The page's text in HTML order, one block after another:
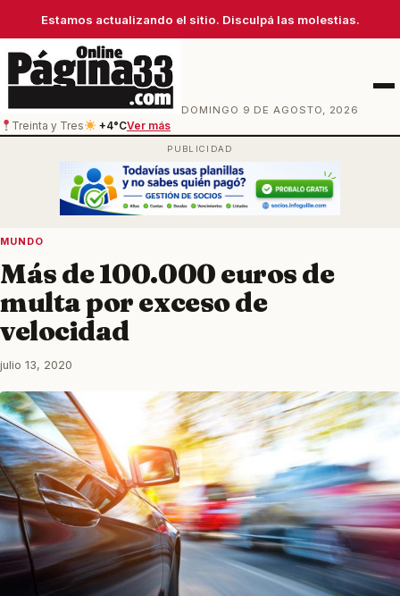
Estamos actualizando el sitio. Disculpá las molestias.
DOMINGO 9 DE AGOSTO, 2026
Treinta y Tres
+4°CVer más
Menú
MUNDO
Más de 100.000 euros de
multa por exceso de
velocidad
julio 13, 2020